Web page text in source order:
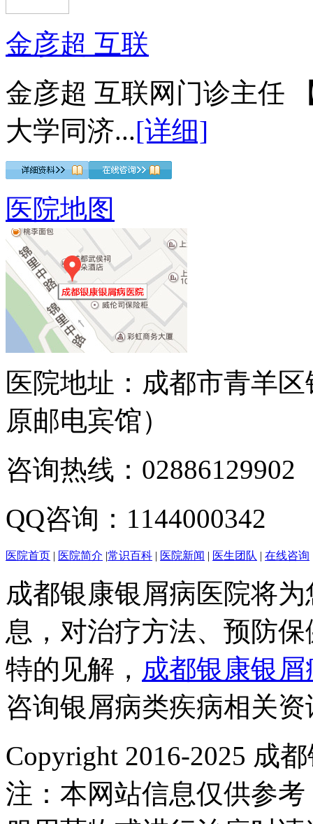
金彦超 互联
金彦超 互联网门诊主任
大学同济...[详细]
医院地图
医院地址：成都市青羊
原邮电宾馆）
咨询热线：02886129902
QQ咨询：1144000342
医院首页 | 医院简介 |常识百科 | 医院新闻 | 医生团队 | 在线咨询
成都银康银屑病医院将
息，对治疗方法、预防
特的见解， 成都银康银
咨询银屑病类疾病相关资
Copyright 2016-2025 成
注：本网站信息仅供参